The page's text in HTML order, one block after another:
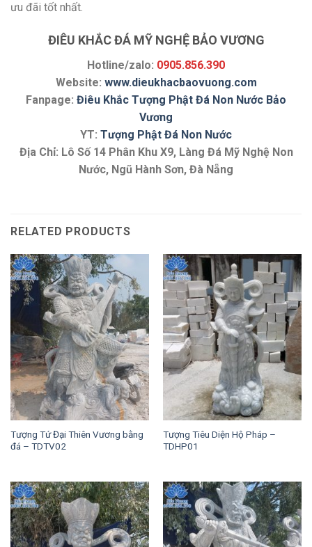
ưu đãi tốt nhất.
ĐIÊU KHẮC ĐÁ MỸ NGHỆ BẢO VƯƠNG
Hotline/zalo: 0905.856.390
Website: www.dieukhacbaovuong.com
Fanpage: Điêu Khắc Tượng Phật Đá Non Nước Bảo
Vương
YT: Tượng Phật Đá Non Nước
Địa Chỉ: Lô Số 14 Phân Khu X9, Làng Đá Mỹ Nghệ Non
Nước, Ngũ Hành Sơn, Đà Nẵng
RELATED PRODUCTS
Tượng Tứ Đại Thiên Vương bằng
đá – TDTV02
Tượng Tiêu Diện Hộ Pháp –
TDHP01